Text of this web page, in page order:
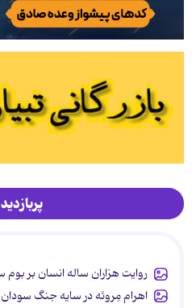
روایت هزاران ساله انسان بر
اهرام مِروئه در سایه جنگ سودان